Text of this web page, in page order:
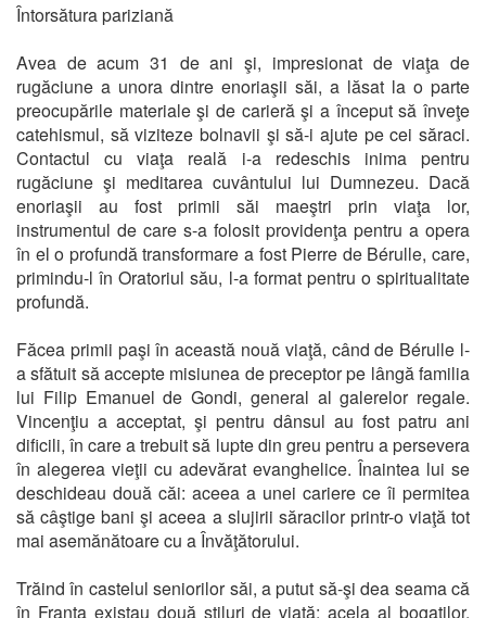
Întorsătura pariziană
Avea de acum 31 de ani şi, impresionat de viaţa de
rugăciune a unora dintre enoriaşii săi, a lăsat la o parte
preocupările materiale şi de carieră şi a început să înveţe
catehismul, să viziteze bolnavii şi să-i ajute pe cei săraci.
Contactul cu viaţa reală i-a redeschis inima pentru
rugăciune şi meditarea cuvântului lui Dumnezeu. Dacă
enoriaşii au fost primii săi maeştri prin viaţa lor,
instrumentul de care s-a folosit providenţa pentru a opera
în el o profundă transformare a fost Pierre de Bérulle, care,
primindu-l în Oratoriul său, l-a format pentru o spiritualitate
profundă.
Făcea primii paşi în această nouă viaţă, când de Bérulle l-
a sfătuit să accepte misiunea de preceptor pe lângă familia
lui Filip Emanuel de Gondi, general al galerelor regale.
Vincenţiu a acceptat, şi pentru dânsul au fost patru ani
dificili, în care a trebuit să lupte din greu pentru a persevera
în alegerea vieţii cu adevărat evanghelice. Înaintea lui se
deschideau două căi: aceea a unei cariere ce îi permitea
să câştige bani şi aceea a slujirii săracilor printr-o viaţă tot
mai asemănătoare cu a Învăţătorului.
Trăind în castelul seniorilor săi, a putut să-şi dea seama că
în Franţa existau două stiluri de viaţă: acela al bogaţilor,